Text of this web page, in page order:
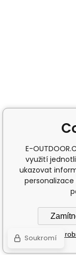
E-
využití
ukazovat
Soukromí